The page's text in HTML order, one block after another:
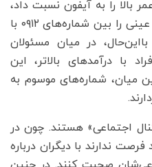
بالا را به آیفون نسبت داد،
نمی‌توان هیچ تفاوت کاربردی و عینی را بین شماره‌های ۰۹۱۲ با
در میان مسئولان
با درآمدهای بالاتر، این
میان، شماره‌های موسوم به
اجتماعی» هستند. چون در
ندارند با دیگران درباره